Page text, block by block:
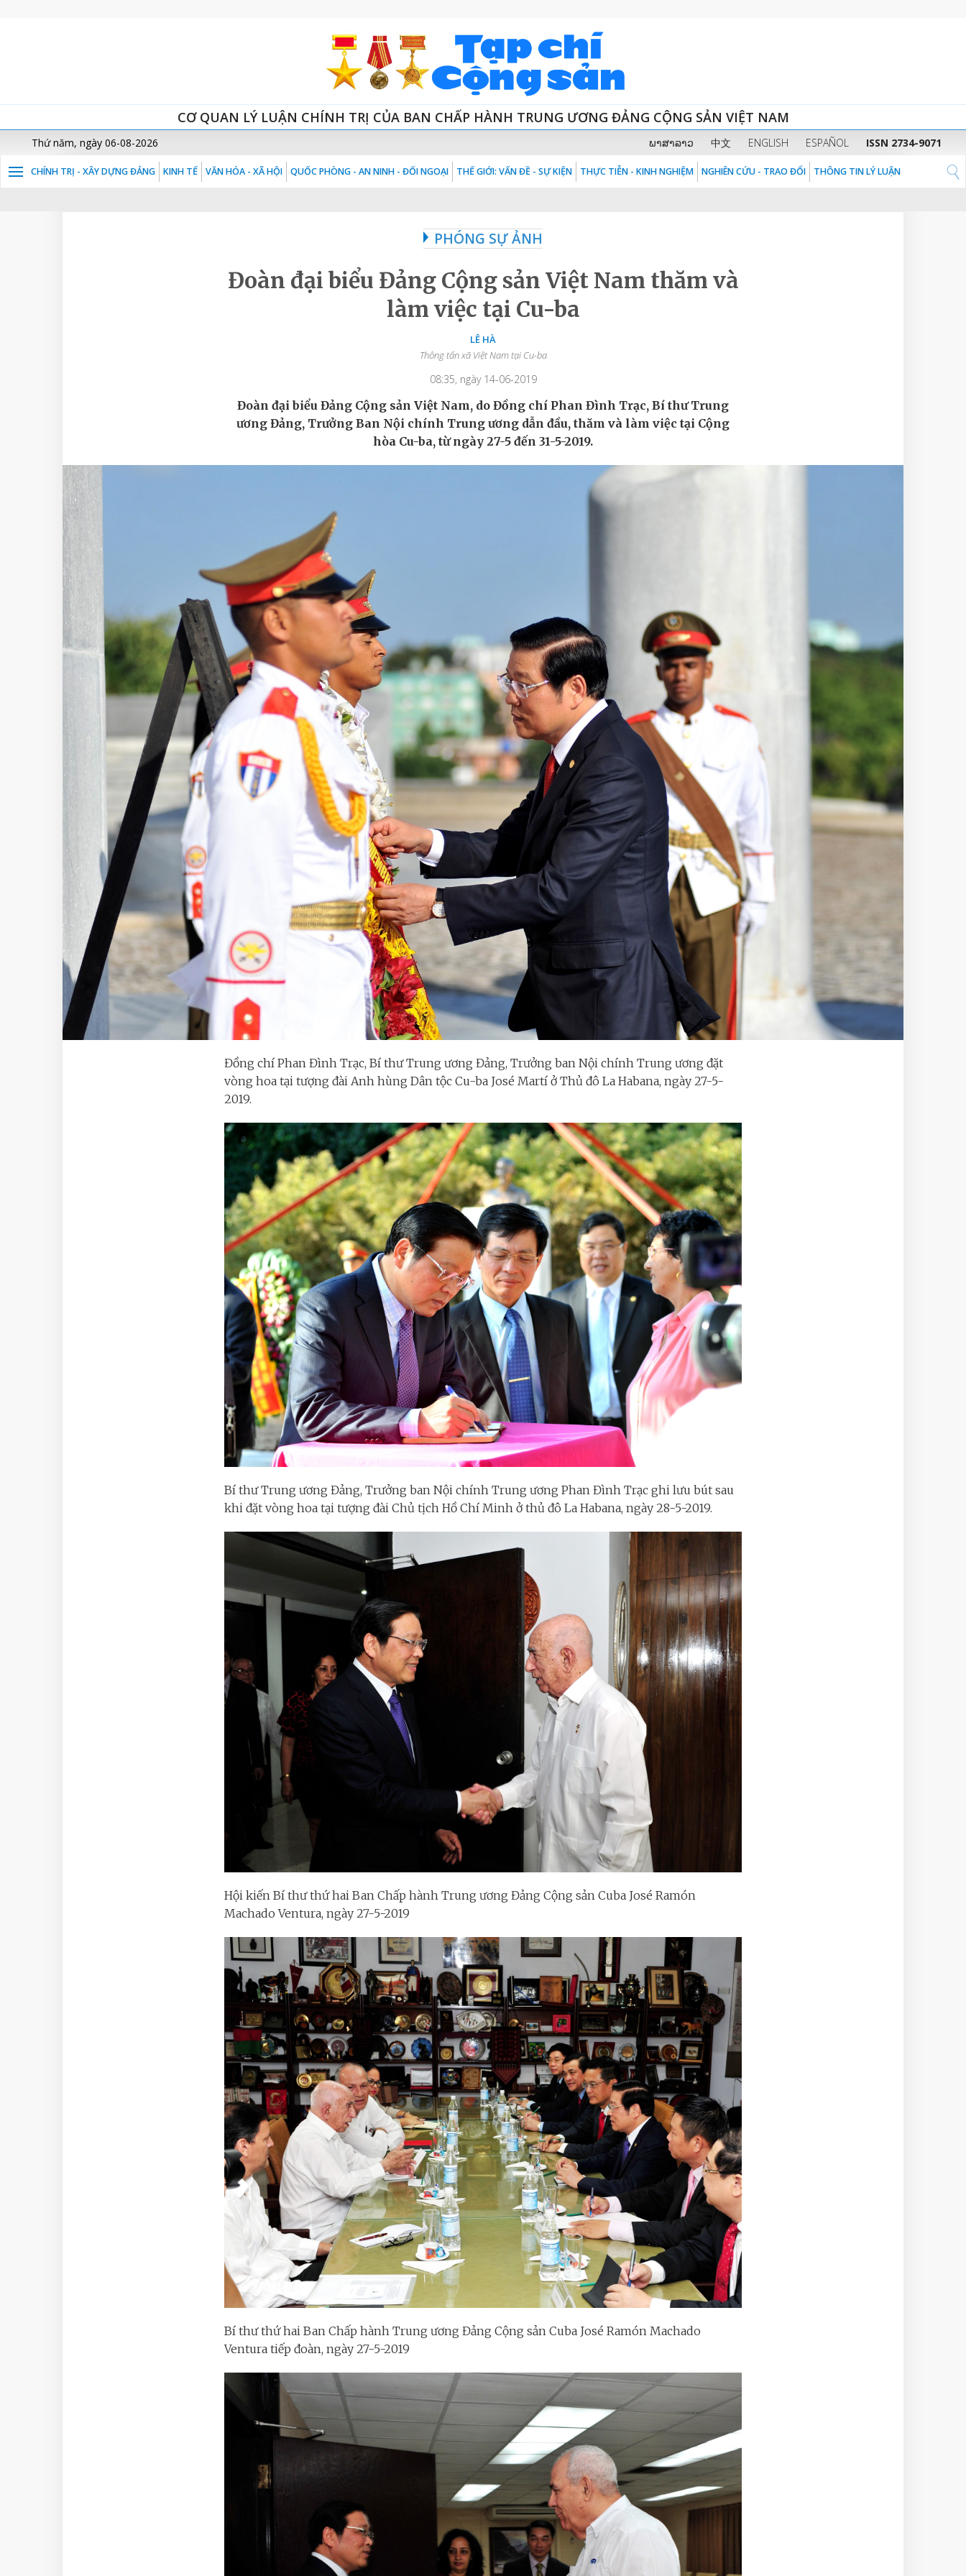
CƠ QUAN LÝ LUẬN CHÍNH TRỊ CỦA BAN CHẤP HÀNH TRUNG ƯƠNG ĐẢNG CỘNG SẢN VIỆT NAM
Thứ năm, ngày 06-08-2026 ພາສາລາວ 中文 ENGLISH ESPAÑOL ISSN 2734-9071
CHÍNH TRỊ - XÂY DỰNG ĐẢNG KINH TẾ VĂN HÓA - XÃ HỘI QUỐC PHÒNG - AN NINH - ĐỐI NGOẠI THẾ GIỚI: VẤN ĐỀ - SỰ KIỆN THỰC TIỄN - KINH NGHIỆM NGHIÊN CỨU - TRAO ĐỔI THÔNG TIN LÝ LUẬN
PHÓNG SỰ ẢNH
Đoàn đại biểu Đảng Cộng sản Việt Nam thăm và
làm việc tại Cu-ba
LÊ HÀ
Thông tấn xã Việt Nam tại Cu-ba
08:35, ngày 14-06-2019
Đoàn đại biểu Đảng Cộng sản Việt Nam, do Đồng chí Phan Đình Trạc, Bí thư Trung
ương Đảng, Trưởng Ban Nội chính Trung ương dẫn đầu, thăm và làm việc tại Cộng
hòa Cu-ba, từ ngày 27-5 đến 31-5-2019.
Đồng chí Phan Đình Trạc, Bí thư Trung ương Đảng, Trưởng ban Nội chính Trung ương đặt
vòng hoa tại tượng đài Anh hùng Dân tộc Cu-ba José Martí ở Thủ đô La Habana, ngày 27-5-
2019.
Bí thư Trung ương Đảng, Trưởng ban Nội chính Trung ương Phan Đình Trạc ghi lưu bút sau
khi đặt vòng hoa tại tượng đài Chủ tịch Hồ Chí Minh ở thủ đô La Habana, ngày 28-5-2019.
Hội kiến Bí thư thứ hai Ban Chấp hành Trung ương Đảng Cộng sản Cuba José Ramón
Machado Ventura, ngày 27-5-2019
Bí thư thứ hai Ban Chấp hành Trung ương Đảng Cộng sản Cuba José Ramón Machado
Ventura tiếp đoàn, ngày 27-5-2019